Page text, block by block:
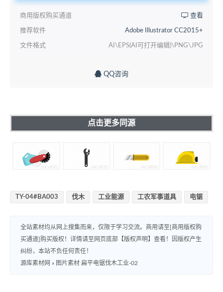
商用版权购买通道 查看
推荐软件 Adobe Illustrator CC2015+
文件格式 AI\EPS(AI可打开编辑)\PNG\JPG
QQ咨询
点击更多同源
TY-04#BA003 伐木 工业能源 工农军事道具 电锯
全站素材均从网上搜集而来，仅限于学习交流。商用请至[商用版权购
买通道]购买版权！详情请至网页底部【版权声明】查看！因版权产生
纠纷，本站不负任何责任！
源库素材网 » 图片素材 扁平电锯伐木工业-02